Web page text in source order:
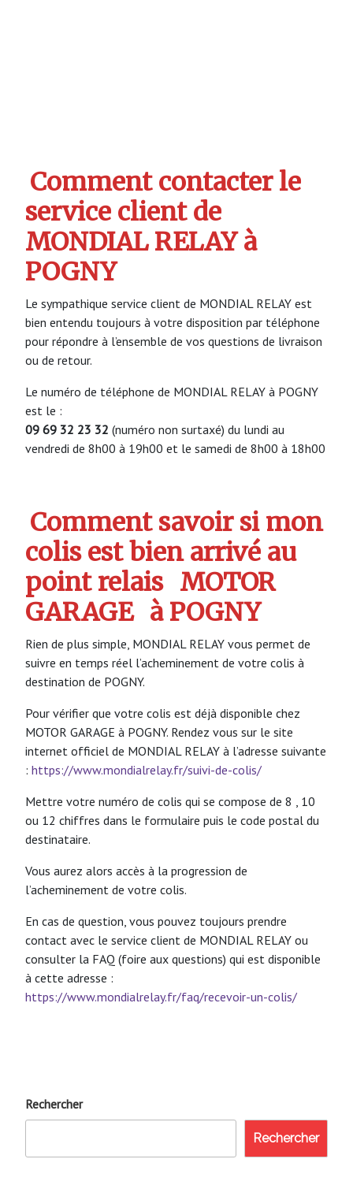
Comment contacter le
service client de
MONDIAL RELAY à
POGNY
Le sympathique service client de MONDIAL RELAY est
bien entendu toujours à votre disposition par téléphone
pour répondre à l’ensemble de vos questions de livraison
ou de retour.
Le numéro de téléphone de MONDIAL RELAY à POGNY
est le :
09 69 32 23 32 (numéro non surtaxé) du lundi au
vendredi de 8h00 à 19h00 et le samedi de 8h00 à 18h00
Comment savoir si mon
colis est bien arrivé au
point relais MOTOR
GARAGE à POGNY
Rien de plus simple, MONDIAL RELAY vous permet de
suivre en temps réel l’acheminement de votre colis à
destination de POGNY.
Pour vérifier que votre colis est déjà disponible chez
MOTOR GARAGE à POGNY. Rendez vous sur le site
internet officiel de MONDIAL RELAY à l’adresse suivante
: https://www.mondialrelay.fr/suivi-de-colis/
Mettre votre numéro de colis qui se compose de 8 , 10
ou 12 chiffres dans le formulaire puis le code postal du
destinataire.
Vous aurez alors accès à la progression de
l’acheminement de votre colis.
En cas de question, vous pouvez toujours prendre
contact avec le service client de MONDIAL RELAY ou
consulter la FAQ (foire aux questions) qui est disponible
à cette adresse :
https://www.mondialrelay.fr/faq/recevoir-un-colis/
Rechercher
Rechercher